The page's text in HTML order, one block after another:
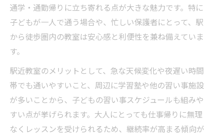
通学・通勤帰りに立ち寄れる点が大きな魅力です。特に
子どもが一人で通う場合や、忙しい保護者にとって、駅
から徒歩圏内の教室は安心感と利便性を兼ね備えていま
す。
駅近教室のメリットとして、急な天候変化や夜遅い時間
帯でも通いやすいこと、周辺に学習塾や他の習い事施設
が多いことから、子どもの習い事スケジュールも組みや
すい点が挙げられます。大人にとっても仕事帰りに無理
なくレッスンを受けられるため、継続率が高まる傾向が